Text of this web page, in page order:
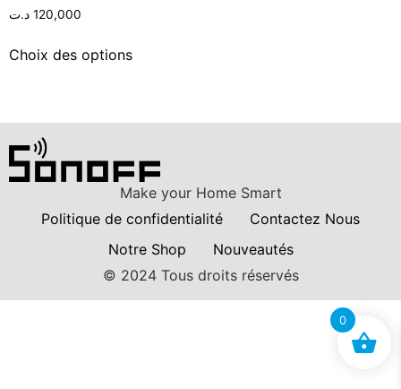
120,000 د.ت
Choix des options
Make your Home Smart
Politique de confidentialité
Contactez Nous
Notre Shop
Nouveautés
© 2024 Tous droits réservés
0